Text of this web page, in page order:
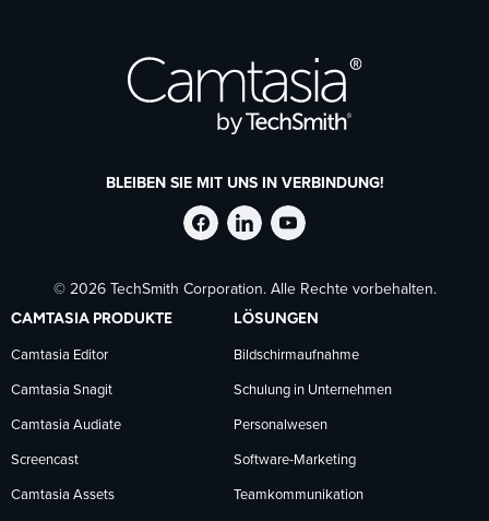
BLEIBEN SIE MIT UNS IN VERBINDUNG!
TechSmith
auf
Facebook
folgen
TechSmith
auf
LinkedIn
folgen
TechSmith
auf
YouTube
© 2026 TechSmith Corporation. Alle Rechte vorbehalten.
CAMTASIA PRODUKTE
Camtasia Editor
Camtasia Snagit
Camtasia Audiate
Screencast
Camtasia Assets
LÖSUNGEN
Bildschirmaufnahme
Schulung in Unternehmen
Personalwesen
Software-Marketing
Teamkommunikation